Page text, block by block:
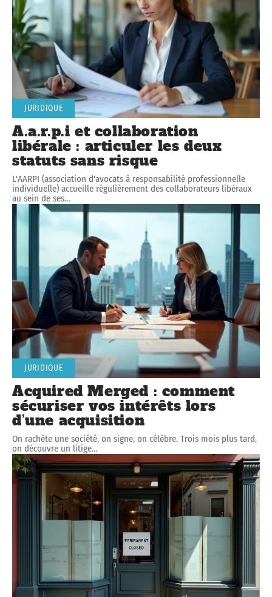
JURIDIQUE
A.a.r.p.i et collaboration
libérale : articuler les deux
statuts sans risque
L'AARPI (association d'avocats à responsabilité professionnelle
individuelle) accueille régulièrement des collaborateurs libéraux
au sein de ses…
JURIDIQUE
Acquired Merged : comment
sécuriser vos intérêts lors
d’une acquisition
On rachète une société, on signe, on célèbre. Trois mois plus tard,
on découvre un litige…